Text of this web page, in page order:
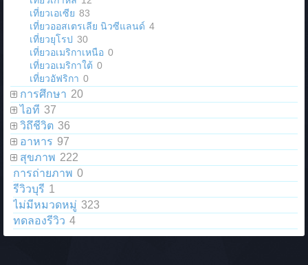
เที่ยวเอเซีย 83
เที่ยวออสเตรเลีย นิวซีแลนด์ 4
เที่ยวยุโรป 30
เที่ยวอเมริกาเหนือ 0
เที่ยวอเมริกาใต้ 0
เที่ยวอัฟริกา 0
การศึกษา 20
ไอที 37
วิถึชีวิต 36
อาหาร 97
สุขภาพ 222
การถ่ายภาพ 0
รีวิวบุรี 1
ไม่มีหมวดหมู่ 323
ทดลองรีวิว 4